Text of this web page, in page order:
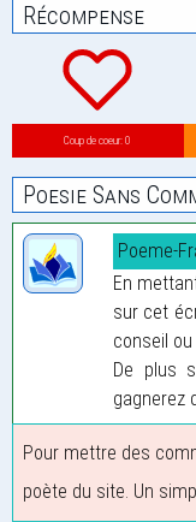
Récompense
Coup de coeur: 0
Poesie Sans
Poeme-
En
sur cet
conseil
De plus
gagnerez
Pour mettre des
poète du site. Un